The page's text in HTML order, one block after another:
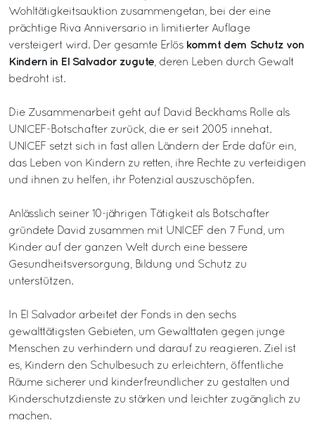
Wohltätigkeitsauktion zusammengetan, bei der eine
prächtige Riva Anniversario in limitierter Auflage
versteigert wird. Der gesamte Erlös kommt dem Schutz von
Kindern in El Salvador zugute , deren Leben durch Gewalt
bedroht ist.
Die Zusammenarbeit geht auf David Beckhams Rolle als
UNICEF-Botschafter zurück, die er seit 2005 innehat.
UNICEF setzt sich in fast allen Ländern der Erde dafür ein,
das Leben von Kindern zu retten, ihre Rechte zu verteidigen
und ihnen zu helfen, ihr Potenzial auszuschöpfen.
Anlässlich seiner 10-jährigen Tätigkeit als Botschafter
gründete David zusammen mit UNICEF den 7 Fund, um
Kinder auf der ganzen Welt durch eine bessere
Gesundheitsversorgung, Bildung und Schutz zu
unterstützen.
In El Salvador arbeitet der Fonds in den sechs
gewalttätigsten Gebieten, um Gewalttaten gegen junge
Menschen zu verhindern und darauf zu reagieren. Ziel ist
es, Kindern den Schulbesuch zu erleichtern, öffentliche
Räume sicherer und kinderfreundlicher zu gestalten und
Kinderschutzdienste zu stärken und leichter zugänglich zu
machen.